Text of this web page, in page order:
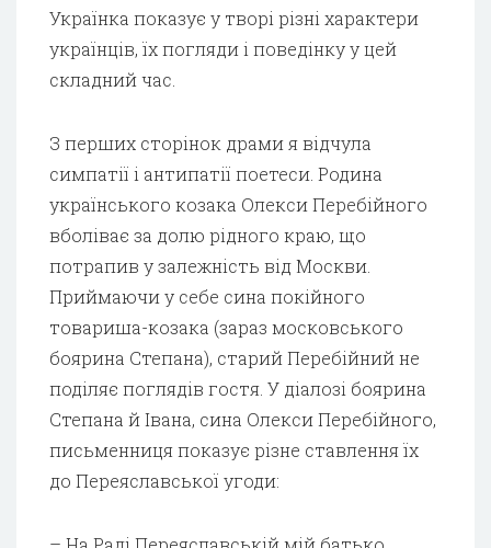
Українка показує у творі різні характери
українців, їх погляди і поведінку у цей
складний час.
З перших сторінок драми я відчула
симпатії і антипатії поетеси. Родина
українського козака Олекси Перебійного
вболіває за долю рідного краю, що
потрапив у залежність від Москви.
Приймаючи у себе сина покійного
товариша-козака (зараз московського
боярина Степана), старий Перебійний не
поділяє поглядів гостя. У діалозі боярина
Степана й Івана, сина Олекси Перебійного,
письменниця показує різне ставлення їх
до Переяславської угоди: